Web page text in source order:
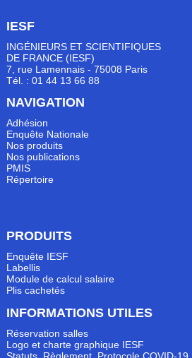
IESF
INGÉNIEURS ET SCIENTIFIQUES
DE FRANCE (IESF)
7, rue Lamennais - 75008 Paris
Tél. : 01 44 13 66 88
NAVIGATION
Adhésion
Enquête Nationale
Nos produits
Nos publications
PMIS
Répertoire
PRODUITS
Enquête IESF
Labellis
Module de calcul salaire
Plis cachetés
INFORMATIONS UTILES
Réservation salles
Logo et charte graphique IESF